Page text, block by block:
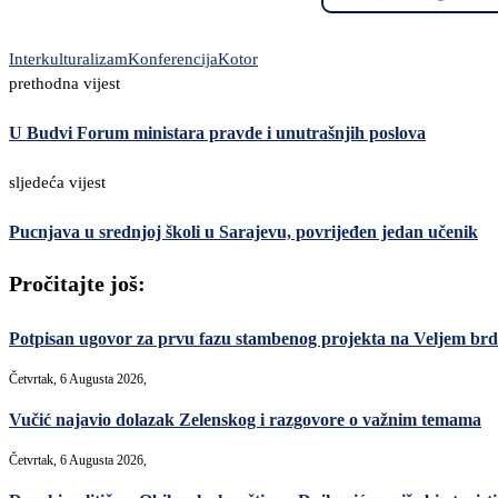
InterkulturalizamKonferencijaKotor
prethodna vijest
U Budvi Forum ministara pravde i unutrašnjih poslova
sljedeća vijest
Pucnjava u srednjoj školi u Sarajevu, povrijeđen jedan učenik
Pročitajte još:
Potpisan ugovor za prvu fazu stambenog projekta na Veljem
Četvrtak, 6 Augusta 2026,
Vučić najavio dolazak Zelenskog i razgovore o važnim temama
Četvrtak, 6 Augusta 2026,